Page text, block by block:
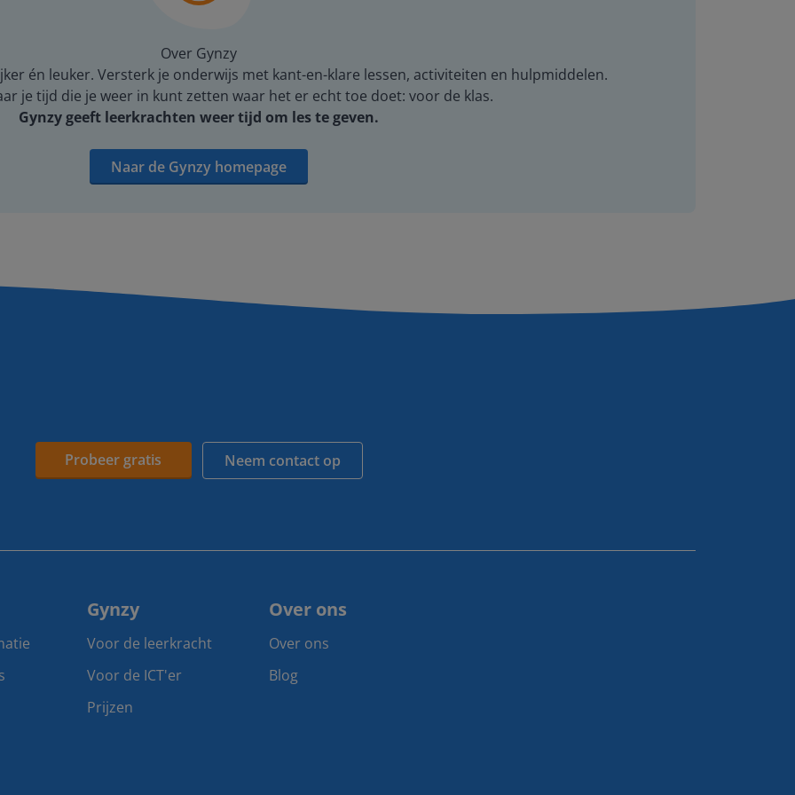
Over Gynzy
én leuker. Versterk je onderwijs met kant-en-klare lessen, activiteiten en hulpmiddelen.
je tijd die je weer in kunt zetten waar het er echt toe doet: voor de klas.
Gynzy geeft leerkrachten weer tijd om les te geven.
Naar de Gynzy homepage
Probeer gratis Neem contact op
Gynzy
Voor de leerkracht
Voor de ICT'er
Prijzen
Over ons
Over ons
Blog